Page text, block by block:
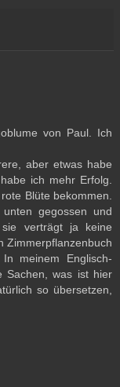
von Paul. Ich
aber etwas habe
ich mehr Erfolg.
Blüte bekommen.
gegossen und
verträgt ja keine
Zimmerpflanzenbuch
meinem Englisch-
Sachen, was ist hier
so übersetzen,